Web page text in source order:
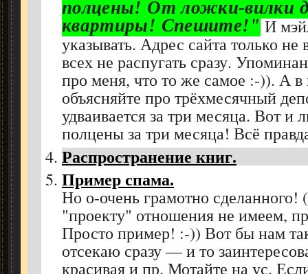
полцены! От ложки-вилки
квартиры! Спешите!" И
указывать. Адрес сайта только не
всех не распугать сразу.
про меня, что то же самое :-)). А
объясняйте про трёхмесячный
удваивается за три месяца. Вот и
полцены за три месяца! Всё
Распространение книг.
Пример спама.
Но о-очень грамотно
"проекту" отношения не имеем,
Просто пример! :-)) Вот бы нам
отсекаю сразу — и то
красивая и пр. Мотайте на ус.